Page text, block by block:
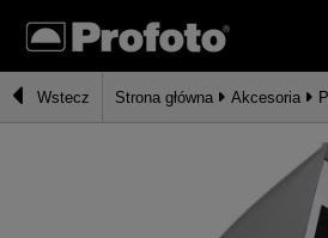
Wstecz Strona główna Akcesoria